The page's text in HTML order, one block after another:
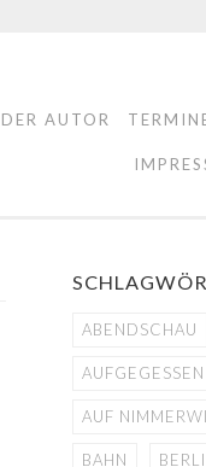
DER AUTOR
ABENDSCHAU
AUFGEGESSEN
AUF
BAHN